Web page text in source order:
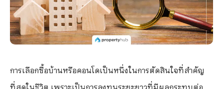
การเลือกซื้อบ้านหรือคอนโดเป็นหนึ่งในการตัดสินใจที่สำคัญ
ที่สุดในชีวิต เพราะเป็นการลงทุนระยะยาวที่มีผลกระทบต่อ